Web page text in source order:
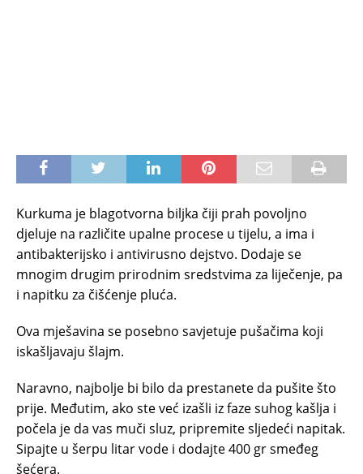
Kurkuma je blagotvorna biljka čiji prah povoljno
djeluje na različite upalne procese u tijelu, a ima i
antibakterijsko i antivirusno dejstvo. Dodaje se
mnogim drugim prirodnim sredstvima za liječenje, pa
i napitku za čišćenje pluća.
Ova mješavina se posebno savjetuje pušačima koji
iskašljavaju šlajm.
Naravno, najbolje bi bilo da prestanete da pušite što
prije. Međutim, ako ste već izašli iz faze suhog kašlja i
počela je da vas muči sluz, pripremite sljedeći napitak.
Sipajte u šerpu litar vode i dodajte 400 gr smeđeg
šećera.